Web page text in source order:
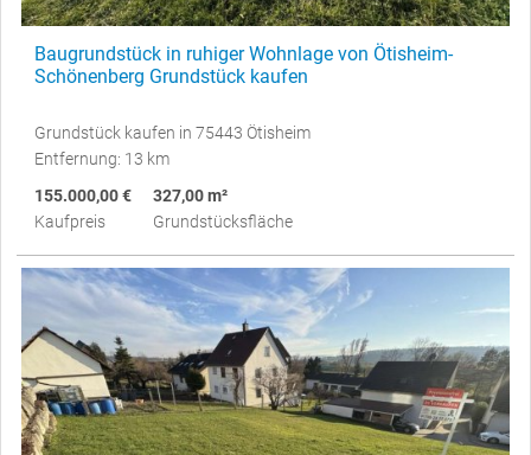
Baugrundstück in ruhiger Wohnlage von Ötisheim-
Schönenberg Grundstück kaufen
Grundstück kaufen in 75443 Ötisheim
Entfernung: 13 km
155.000,00 €
Kaufpreis
327,00 m²
Grundstücksfläche